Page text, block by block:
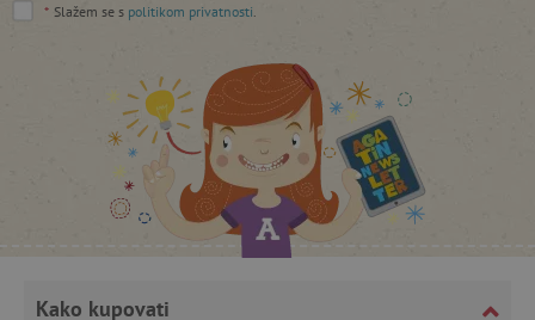
* Slažem se s politikom privatnosti.
Kako kupovatifeatureFlagCheckoutExperimentVariant www.agatinsvijet.hr